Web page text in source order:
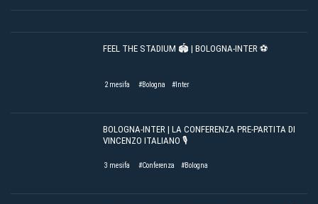
FEEL THE STADIUM 🏟️ | BOLOGNA-INTER ⚽️
2 mesifa #Bologna #Inter
BOLOGNA-INTER | LA CONFERENZA PRE-PARTITA DI
VINCENZO ITALIANO 🎙️
3 mesifa #Conferenza #Bologna